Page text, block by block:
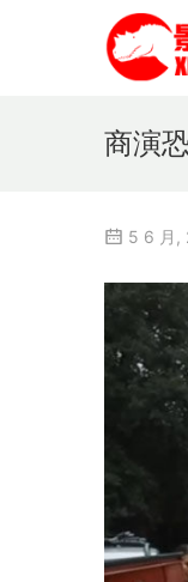
商演
5 6 月,